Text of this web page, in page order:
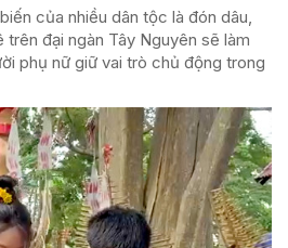
của nhiều dân tộc là đón dâu,
đại ngàn Tây Nguyên sẽ làm
phụ nữ giữ vai trò chủ động trong